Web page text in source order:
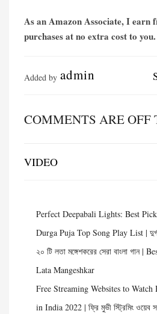
As an Amazon Associate, I earn
purchases at no extra cost to you.
Added by admin
COMMENTS ARE OFF
VIDEO
Perfect Deepabali Lights: Best
Durga Puja Top Song Play List |
২০ টি লতা মঙ্গেশকরের সেরা বাংলা গান
Lata Mangeshkar
Free Streaming Websites to
in India 2022 | ফ্রি মুভী স্ট্রিমিং ওয়েব